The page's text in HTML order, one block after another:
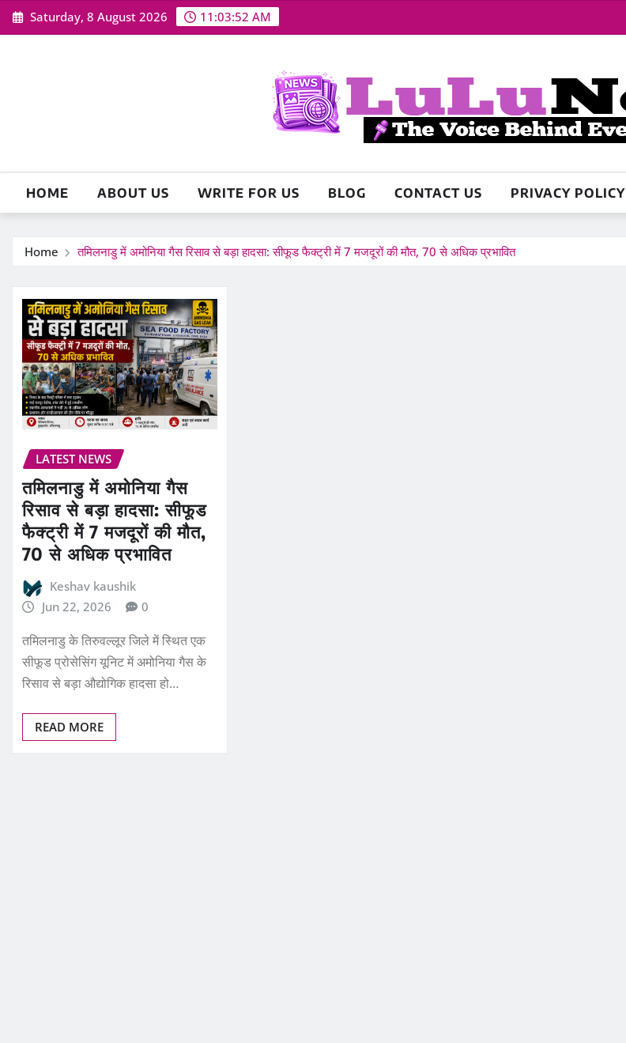
Skip
to
Saturday, 8 August 2026 11:03:53 AM
HOME ABOUT US WRITE FOR US BLOG CONTACT US PRIVACY POLICY
Home तमिलनाडु में अमोनिया गैस रिसाव से बड़ा हादसा: सीफूड फैक्ट्री में 7 मजदूरों की मौत, 70 से अधिक प्रभावित
LATEST NEWS
तमिलनाडु में अमोनिया गैस
रिसाव से बड़ा हादसा: सीफूड
फैक्ट्री में 7 मजदूरों की मौत,
70 से अधिक प्रभावित
Keshav kaushik
Jun 22, 2026
0
तमिलनाडु के तिरुवल्लूर जिले में स्थित एक
सीफूड प्रोसेसिंग यूनिट में अमोनिया गैस के
रिसाव से बड़ा औद्योगिक हादसा हो…
READ MORE